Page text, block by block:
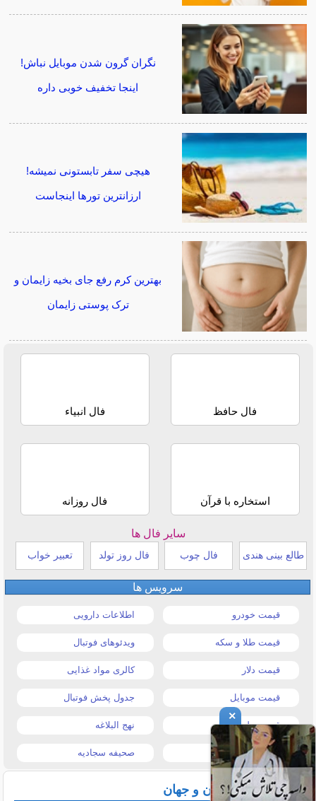
نگران گرون شدن موبایل نباش!
اینجا تخفیف خوبی داره
هیچی سفر تابستونی نمیشه!
ارزانترین تورها اینجاست
بهترین کرم رفع جای بخیه زایمان و
ترک پوستی زایمان
فال حافظ فال انبیاء
استخاره با قرآن فال روزانه
سایر فال ها
طالع بینی هندی فال چوب فال روز تولد تعبیر خواب
سرویس ها
قیمت خودرو اطلاعات دارویی
قیمت طلا و سکه ویدئوهای فوتبال
قیمت دلار کالری مواد غذایی
قیمت موبایل جدول پخش فوتبال
قیمت تبلت نهج البلاغه
تیتر روزنامه ها صحیفه سجادیه
آخرین اخبار ایران و جهان
×